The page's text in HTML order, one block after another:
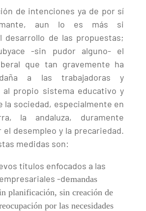
de intenciones ya de por sí
aun lo es más si
desarrollo de las propuestas;
-sin pudor alguno- el
que tan gravemente ha
a las trabajadoras y
al propio sistema educativo y
la sociedad, especialmente en
la andaluza, duramente
el desempleo y la precariedad.
medidas son:
títulos enfocados a las
-demandas
planificación, sin creación de
por las necesidades